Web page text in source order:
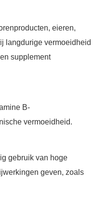
eieren,
langdurige vermoeidheid
supplement
B-
vermoeidheid.
gebruik van hoge
geven, zoals